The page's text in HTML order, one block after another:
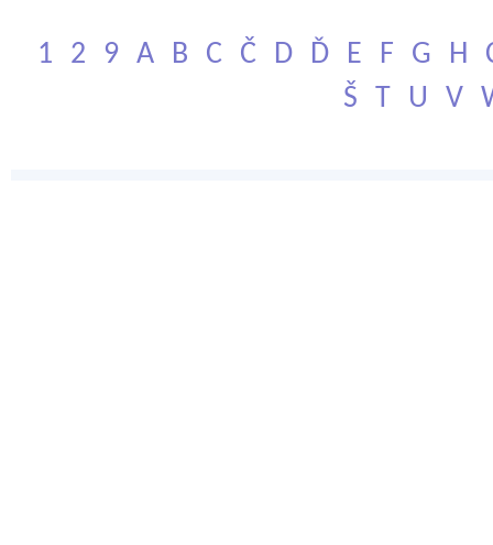
1 2 9 A B C Č D Ď E F G H
Š
T U V